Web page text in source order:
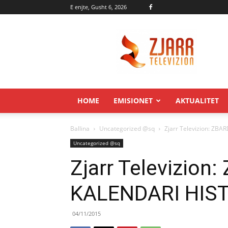
E enjte, Gusht 6, 2026
HOME EMISIONET AKTUALITET
Ballina Uncategorized @sq Zjarr Televizion:
Uncategorized @sq
Zjarr Televizion:
KALENDARI
04/11/2015